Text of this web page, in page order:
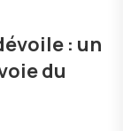
: un
du